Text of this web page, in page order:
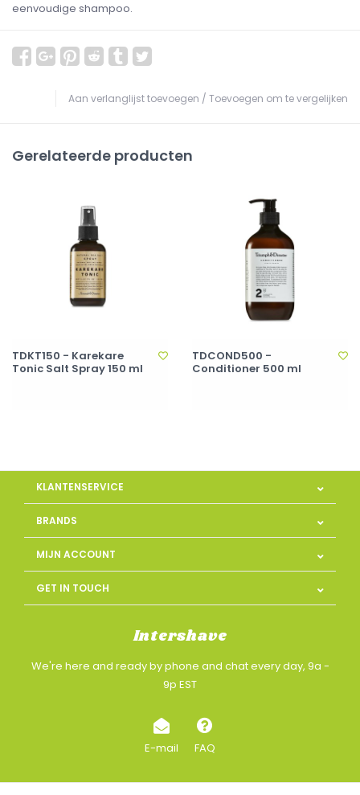
eenvoudige shampoo.
Aan verlanglijst toevoegen / Toevoegen om te vergelijken
Gerelateerde producten
TDKT150 - Karekare
Tonic Salt Spray 150 ml
TDCOND500 -
Conditioner 500 ml
KLANTENSERVICE
BRANDS
MIJN ACCOUNT
GET IN TOUCH
Intershave
We're here and ready by phone and chat every day, 9a -
9p EST
E-mail FAQ